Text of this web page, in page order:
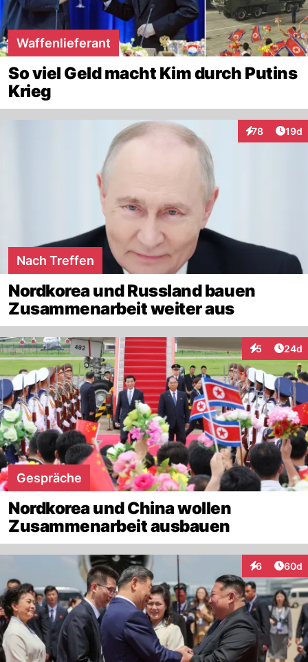
Waffenlieferant
So viel Geld macht Kim durch Putins
Krieg
78
Interaktionen
19d
Nach Treffen
Nordkorea und Russland bauen
Zusammenarbeit weiter aus
5
Interaktionen
24d
Gespräche
Nordkorea und China wollen
Zusammenarbeit ausbauen
6
Interaktionen
60d